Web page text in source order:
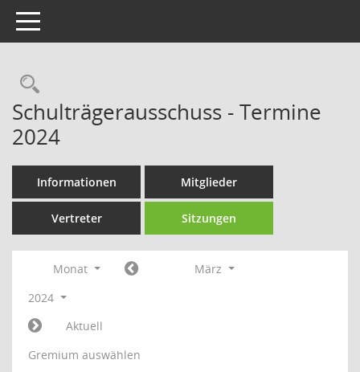
Toggle navigation
Rechercheauswahl
Schulträgerausschuss - Termine
2024
Informationen Mitglieder
Vertreter Sitzungen
Monat
März
2024
Aktuell
Gremium auswählen